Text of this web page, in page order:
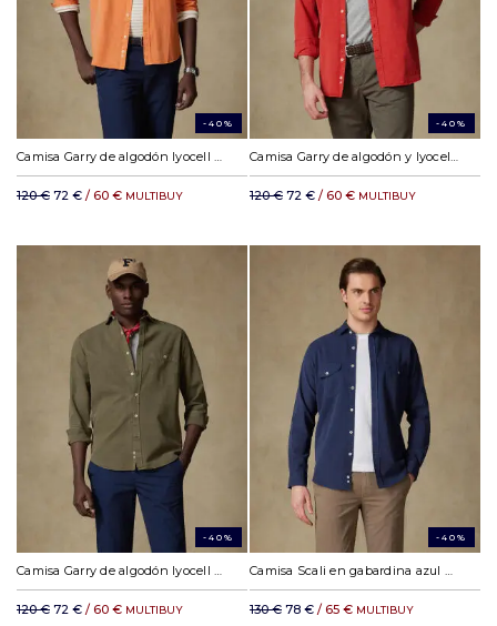
-40%
Camisa Garry de algodón lyocell naranja
120 € 72 € / 60 € MULTIBUY
-40%
Camisa Garry de algodón y lyocell rojo
120 € 72 € / 60 € MULTIBUY
-40%
Camisa Garry de algodón lyocell caqui
120 € 72 € / 60 € MULTIBUY
-40%
Camisa Scali en gabardina azul marino - Edición limitada
130 € 78 € / 65 € MULTIBUY